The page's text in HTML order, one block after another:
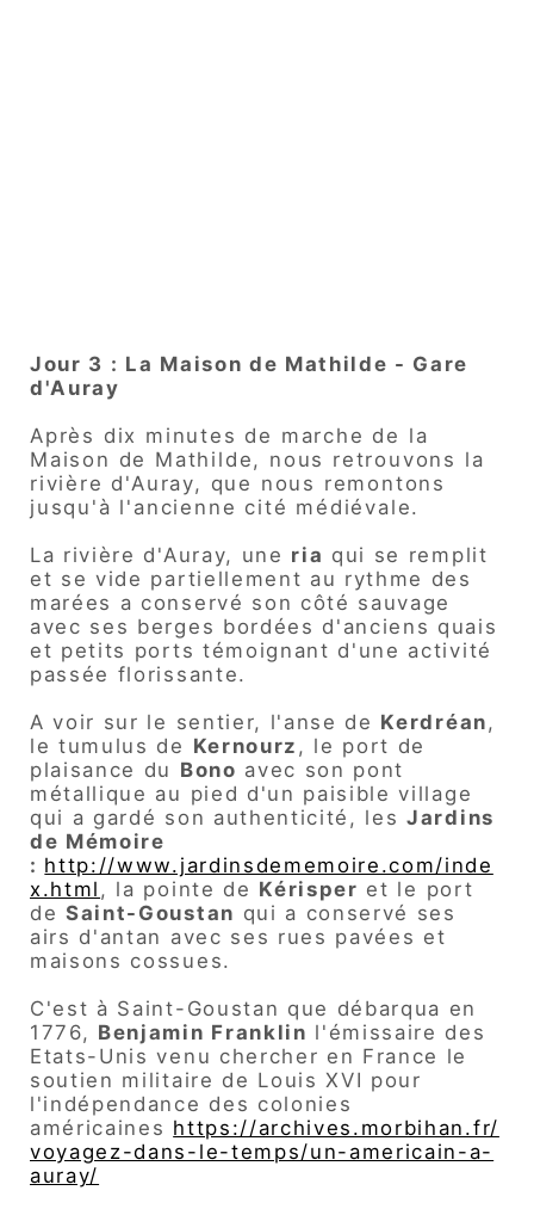
Jour 3 : La Maison de Mathilde - Gare
d'Auray
Après dix minutes de marche de la
Maison de Mathilde, nous retrouvons la
rivière d'Auray, que nous remontons
jusqu'à l'ancienne cité médiévale.
La rivière d'Auray, une ria qui se remplit
et se vide partiellement au rythme des
marées a conservé son côté sauvage
avec ses berges bordées d'anciens quais
et petits ports témoignant d'une activité
passée florissante.
A voir sur le sentier, l'anse de Kerdréan ,
le tumulus de Kernourz , le port de
plaisance du Bono avec son pont
métallique au pied d'un paisible village
qui a gardé son authenticité, lesJardins
de Mémoire
: http://www.jardinsdememoire.com/inde
x.html , la pointe de Kérisper et le port
deSaint-Goustan qui a conservé ses
airs d'antan avec ses rues pavées et
maisons cossues.
C'est à Saint-Goustan que débarqua en
1776, Benjamin Franklin l'émissaire des
Etats-Unis venu chercher en France le
soutien militaire de Louis XVI pour
l'indépendance des colonies
américaines https://archives.morbihan.fr/
voyagez-dans-le-temps/un-americain-a-
auray/